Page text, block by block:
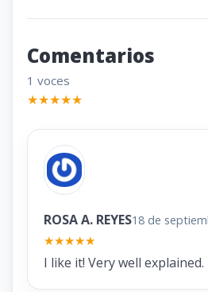
Comentarios
1 voces
★★★★★
ROSA A. REYES18 de
★★★★★
I like it! Very well